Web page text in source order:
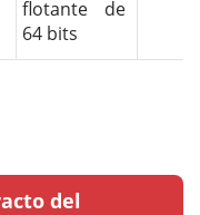
flotante de
64 bits
del